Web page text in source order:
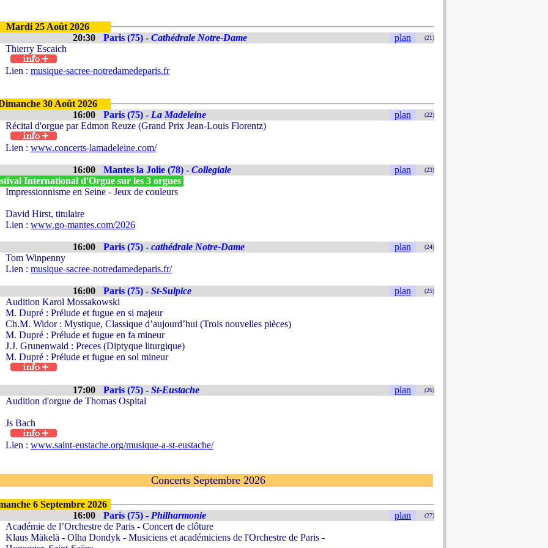
Mardi 25 Août 2026
20:30
Paris (75) - Cathédrale Notre-Dame plan (21)
Thierry Escaich
Lien : musique-sacree-notredamedeparis.fr
30 Août 2026
16:00
Paris (75) - La Madeleine plan (22)
Récital d'orgue par Edmon Reuze (Grand Prix Jean-Louis Florentz)
Lien : www.concerts-lamadeleine.com/
16:00 Mantes la Jolie (78) - Collegiale plan (23)
International d'Orgue sur les 3 orgues
Impressionnisme en Seine - Jeux de couleurs
David Hirst, titulaire
Lien : www.go-mantes.com/2026
16:00 Paris (75) - cathédrale Notre-Dame plan (24)
Tom Winpenny
Lien : musique-sacree-notredamedeparis.fr/
16:00 Paris (75) - St-Sulpice plan (25)
Audition Karol Mossakowski
M. Dupré : Prélude et fugue en si majeur
Ch.M. Widor : Mystique, Classique d’aujourd’hui (Trois nouvelles pièces)
M. Dupré : Prélude et fugue en fa mineur
J.J. Grunenwald : Preces (Diptyque liturgique)
M. Dupré : Prélude et fugue en sol mineur
17:00 Paris (75) - St-Eustache plan (26)
Audition d'orgue de Thomas Ospital
Js Bach
Lien : www.saint-eustache.org/musique-a-st-eustache/
Concerts Septembre 2026
6 Septembre 2026
16:00
Paris (75) - Philharmonie plan (27)
Académie de l’Orchestre de Paris - Concert de clôture
Klaus Mäkelä - Olha Dondyk - Musiciens et académiciens de l'Orchestre de Paris -